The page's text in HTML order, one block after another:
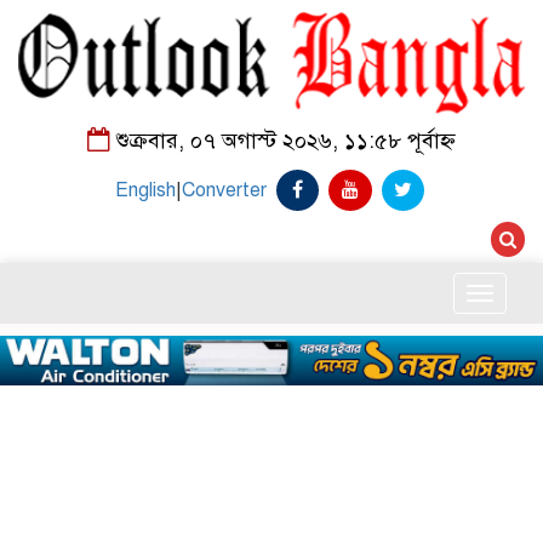
শুক্রবার, ০৭ অগাস্ট ২০২৬, ১১:৫৮ পূর্বাহ্ন
English|Converter